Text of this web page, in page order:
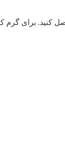
کنید. برای گرم